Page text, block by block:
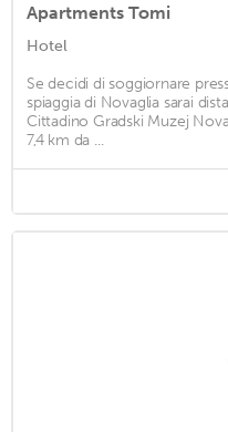
Apartments Tomi
Hotel
Se decidi di soggiornare
spiaggia di Novaglia sarai
Cittadino Gradski Muzej
7,4 km da ...